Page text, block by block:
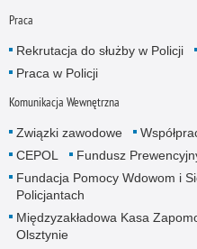
Praca
Rekrutacja do służby w Policji
Praca w Policji
Komunikacja Wewnętrzna
Związki zawodowe
CEPOL
Fundusz
Fundacja Pomocy Wdowom i
Policjantach
Międzyzakładowa Kasa
Olsztynie